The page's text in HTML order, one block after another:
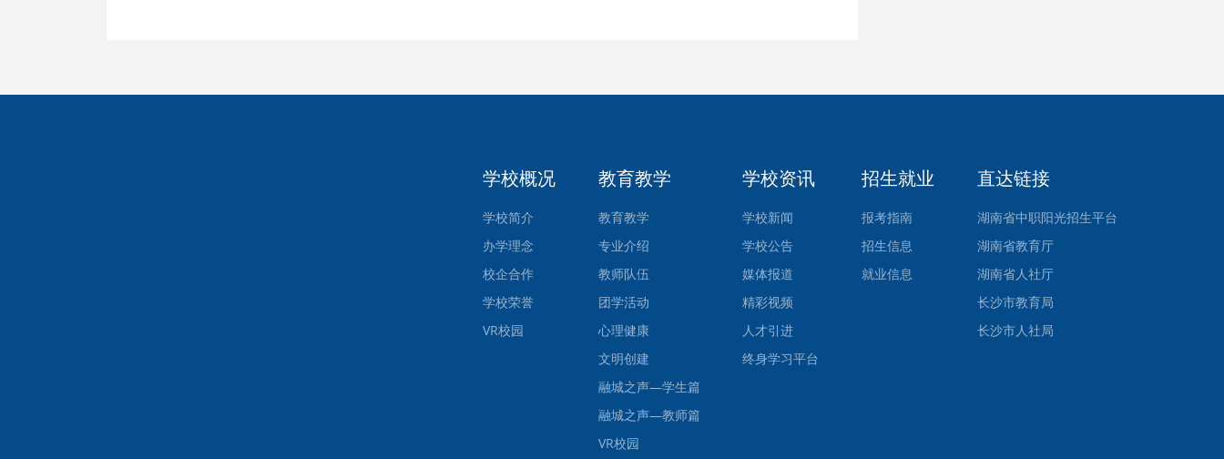
学校概况
学校简介
办学理念
校企合作
学校荣誉
VR校园
教育教学
教育教学
专业介绍
教师队伍
团学活动
心理健康
文明创建
融城之声—学生篇
融城之声—教师篇
VR校园
学校资讯
学校新闻
学校公告
媒体报道
精彩视频
人才引进
终身学习平台
招生就业
报考指南
招生信息
就业信息
直达链接
湖南省中职阳光招生平台
湖南省教育厅
湖南省人社厅
长沙市教育局
长沙市人社局